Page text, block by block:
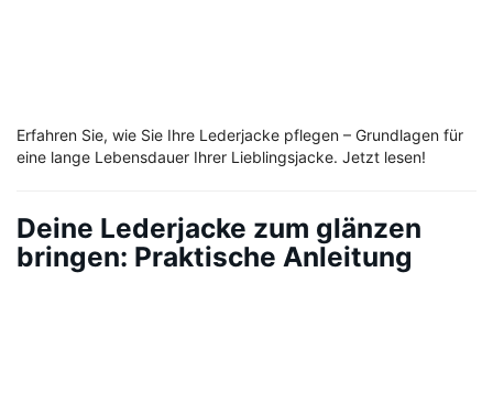
Erfahren Sie, wie Sie Ihre Lederjacke pflegen – Grundlagen für
eine lange Lebensdauer Ihrer Lieblingsjacke. Jetzt lesen!
Deine Lederjacke zum glänzen
bringen: Praktische Anleitung